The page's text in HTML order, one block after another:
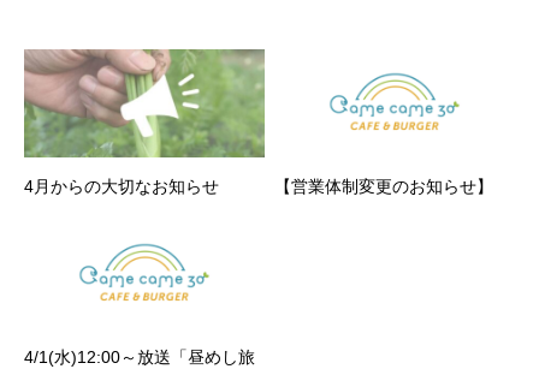
4月からの大切なお知らせ 【営業体制変更のお知らせ】
4/1(水)12:00～放送「昼めし旅